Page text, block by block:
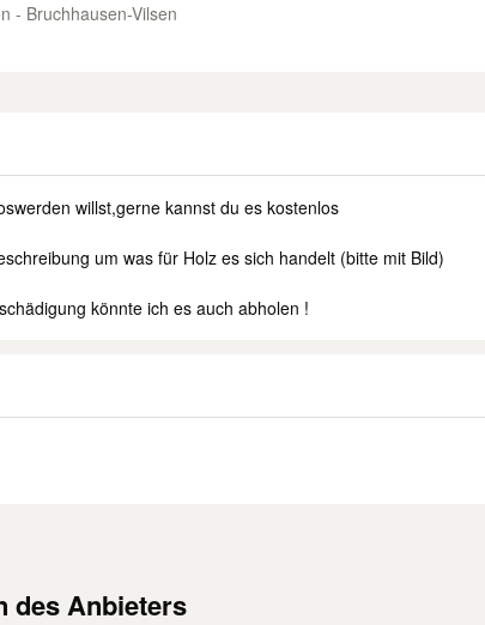
- Bruchhausen-Vilsen
willst,gerne kannst du es kostenlos
um was für Holz es sich handelt (bitte mit Bild)
könnte ich es auch abholen !
des Anbieters